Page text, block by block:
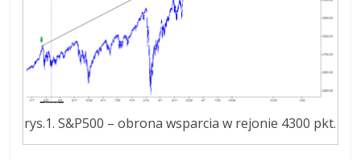
rys.1. S&P500 – obrona wsparcia w rejonie 4300 pkt.